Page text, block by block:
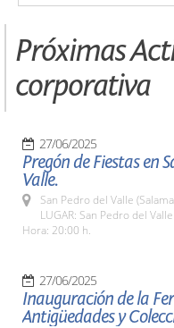
Próximas
corporativa
27/06/2025
Pregón de Fiestas en
Valle.
San Pedro del Valle
LUGAR: San Pedro del Valle
Hora: 20:00 h.
27/06/2025
Inauguración de la
Antigüedades y